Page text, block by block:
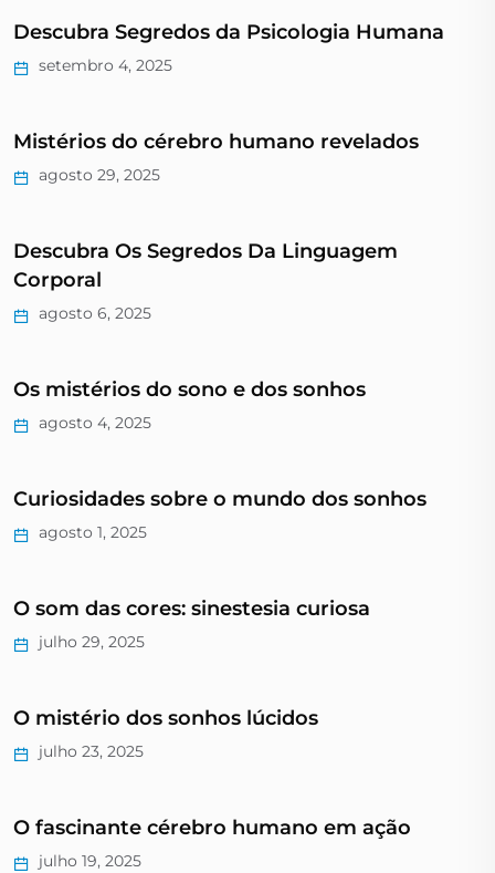
Descubra Segredos da Psicologia Humana
setembro 4, 2025
Mistérios do cérebro humano revelados
agosto 29, 2025
Descubra Os Segredos Da Linguagem
Corporal
agosto 6, 2025
Os mistérios do sono e dos sonhos
agosto 4, 2025
Curiosidades sobre o mundo dos sonhos
agosto 1, 2025
O som das cores: sinestesia curiosa
julho 29, 2025
O mistério dos sonhos lúcidos
julho 23, 2025
O fascinante cérebro humano em ação
julho 19, 2025